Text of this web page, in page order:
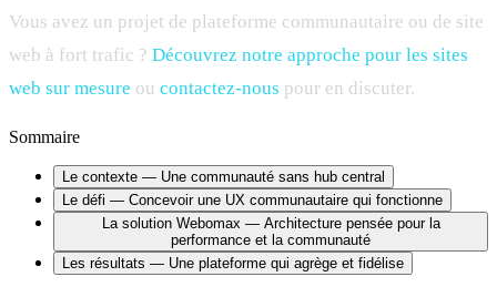
Vous avez un projet de plateforme communautaire ou de site
web à fort trafic ? Découvrez notre approche pour les sites
web sur mesure ou contactez-nous pour en discuter.
Sommaire
Le contexte — Une communauté sans hub central
Le défi — Concevoir une UX communautaire qui fonctionne
La solution Webomax — Architecture pensée pour la
performance et la communauté
Les résultats — Une plateforme qui agrège et fidélise